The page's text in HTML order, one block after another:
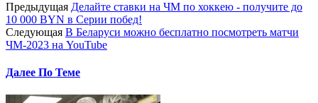
Предыдущая Делайте ставки на ЧМ по хоккею - получите до
10 000 BYN в Серии побед!
Следующая В Беларуси можно бесплатно посмотреть матчи
ЧМ-2023 на YouTube
Далее По Теме